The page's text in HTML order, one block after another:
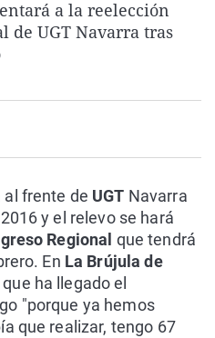
La rosa de los vientos
Caso
Extremadura
Virales
a la reelección
de UGT Navarra tras
frente de UGT Navarra
y el relevo se hará
Regional que tendrá
En La Brújula de
ha llegado el
"porque ya hemos
que realizar, tengo 67